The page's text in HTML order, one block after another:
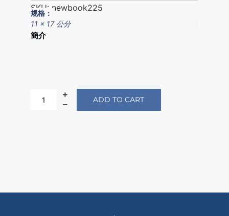
SKU: newbook225
规格：
11 x 17 公分
簡介
ADD TO CART